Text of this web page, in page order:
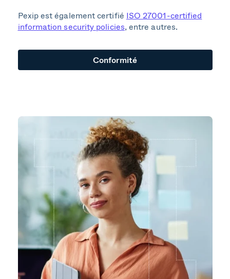
Pexip est également certifié ISO 27001-certified
information security policies, entre autres.
Conformité